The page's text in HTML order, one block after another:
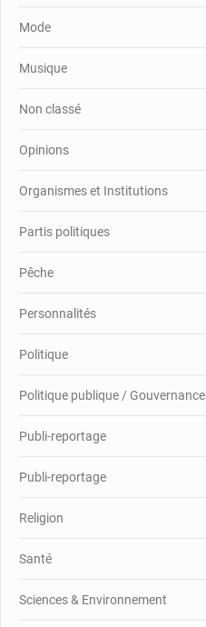
Mode
Musique
Non classé
Opinions
Organismes et Institutions
Partis politiques
Pêche
Personnalités
Politique
Politique publique / Gouvernance
Publi-reportage
Publi-reportage
Religion
Santé
Sciences & Environnement